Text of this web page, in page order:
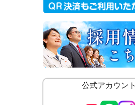
公式アカウント